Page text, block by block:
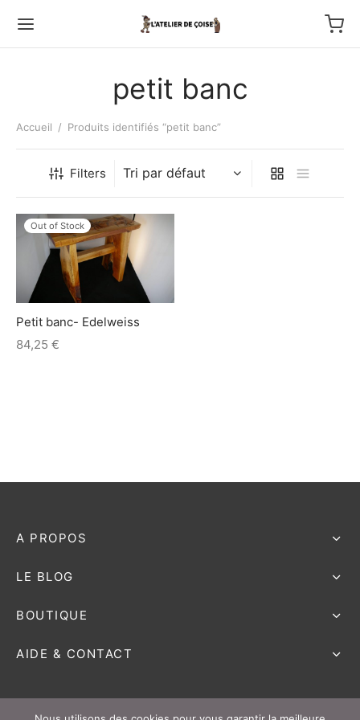
petit banc
Accueil / Produits identifiés “petit banc”
Filters
Out of Stock
Petit banc- Edelweiss
84,25 €
AIDE & CONTACT
LE BLOG
BOUTIQUE
A PROPOS
au couteau